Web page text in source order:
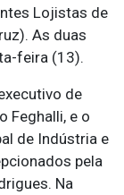
Lojistas de
As duas
feira (13).
de
Feghalli, e o
de Indústria e
pela
Na